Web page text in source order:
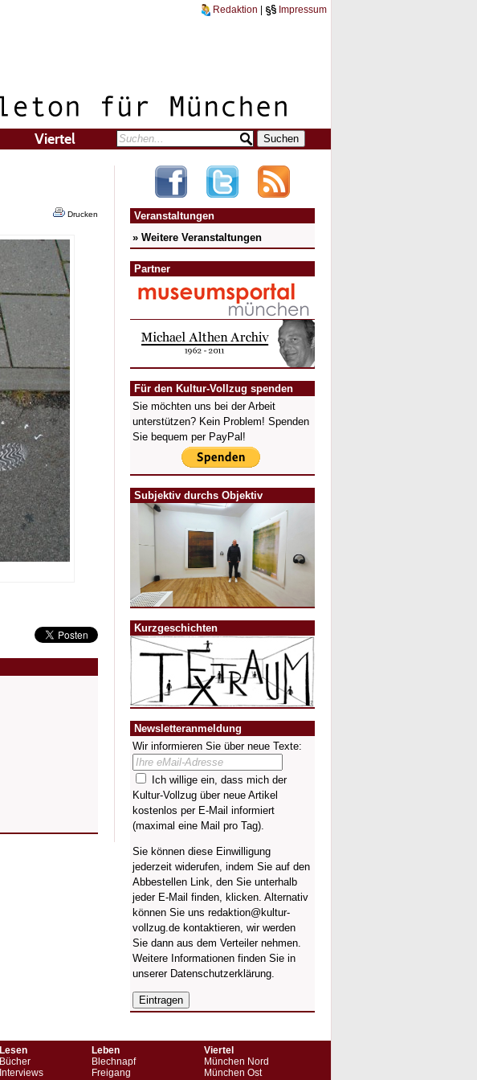
Redaktion Impressum
Viertel
Drucken
Veranstaltungen
» Weitere Veranstaltungen
Partner
Für den Kultur-Vollzug spenden
Sie möchten uns bei der Arbeit
unterstützen? Kein Problem! Spenden
Sie bequem per PayPal!
Subjektiv durchs Objektiv
Kurzgeschichten
Newsletteranmeldung
Wir informieren Sie über neue Texte:
Ich willige ein, dass mich der
Kultur-Vollzug über neue Artikel
kostenlos per E-Mail informiert
(maximal eine Mail pro Tag).
Sie können diese Einwilligung
jederzeit widerufen, indem Sie auf den
Abbestellen Link, den Sie unterhalb
jeder E-Mail finden, klicken. Alternativ
können Sie uns redaktion@kultur-
vollzug.de kontaktieren, wir werden
Sie dann aus dem Verteiler nehmen.
Weitere Informationen finden Sie in
unserer Datenschutzerklärung.
Lesen
Bücher
Interviews
Leben
Blechnapf
Freigang
Viertel
München Nord
München Ost